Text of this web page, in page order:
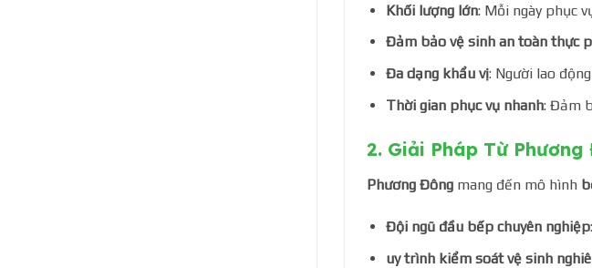
Khối lượng lớn: Mỗi ngày phục
Đảm bảo vệ sinh an toàn thực
Đa dạng khẩu vị: Người lao
Thời gian phục vụ nhanh: Đảm
2. Giải Pháp Từ
Phương Đông mang đến mô hình
Đội ngũ đầu bếp chuyên nghiệp
uy trình kiểm soát vệ sinh